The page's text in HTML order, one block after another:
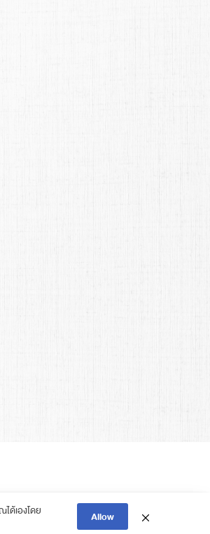
ด้เองโดย
Allow